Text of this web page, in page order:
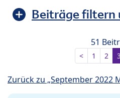
Beiträge filtern
51
< 1 2
Zurück zu „September 2022